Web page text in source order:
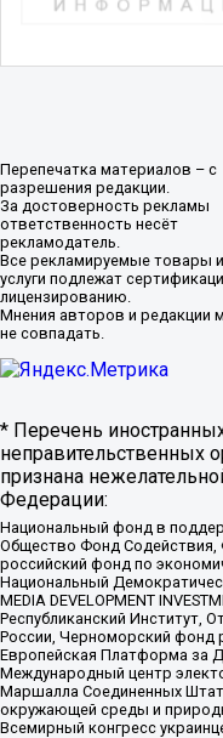
Перепечатка материалов – с
разрешения редакции.
За достоверность рекламы
ответственность несёт
рекламодатель.
Все рекламируемые товары и
услуги подлежат
лицензированию.
Мнения авторов и редакции
не совпадать.
* Перечень
неправительственных
признана
Федерации:
Национальный фонд в
Общество Фонд
российский фонд по
Национальный
MEDIA DEVELOPMENT
Республиканский Институт,
России, Черноморский фонд
Европейская Платформа за
Международный центр
Маршалла Соединенных
окружающей среды и
Всемирный конгресс